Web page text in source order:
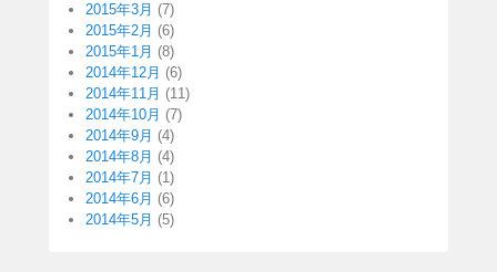
2015年3月 (7)
2015年2月 (6)
2015年1月 (8)
2014年12月 (6)
2014年11月 (11)
2014年10月 (7)
2014年9月 (4)
2014年8月 (4)
2014年7月 (1)
2014年6月 (6)
2014年5月 (5)